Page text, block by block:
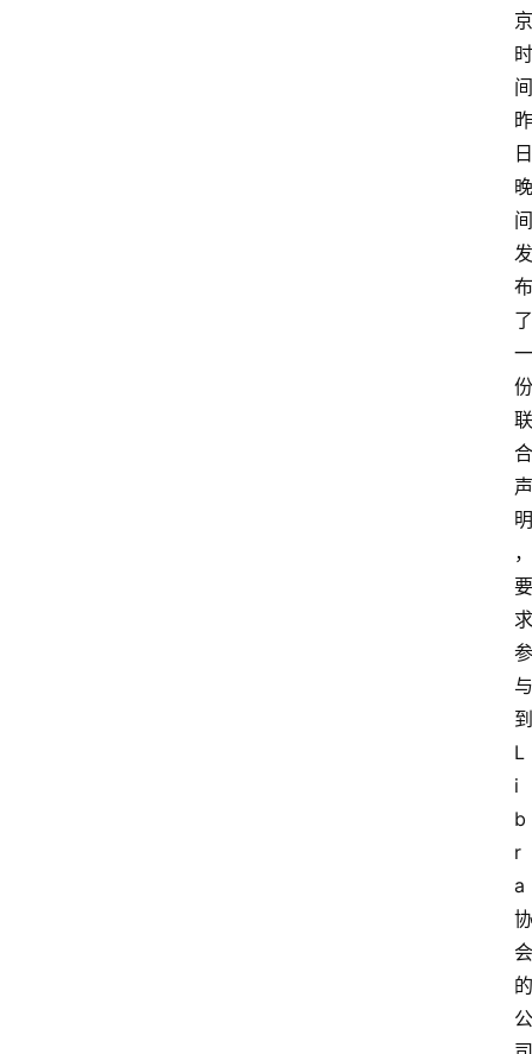
京
时
间
昨
日
晚
间
发
布
了
一
份
联
合
声
明
，
要
求
参
与
到
L
i
b
r
a
协
会
的
公